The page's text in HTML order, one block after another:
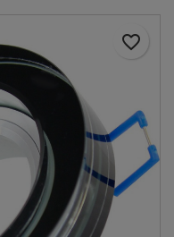
favorite_border